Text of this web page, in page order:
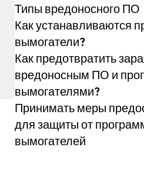
Типы вредоносного ПО
Как устанавливаются
вымогатели?
Как предотвратить
вредоносным ПО и
вымогателями?
Принимать меры
для защиты от
вымогателей